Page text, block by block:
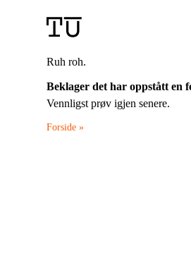
Ruh roh.
Beklager det har oppstått en
Vennligst prøv igjen senere.
Forside »